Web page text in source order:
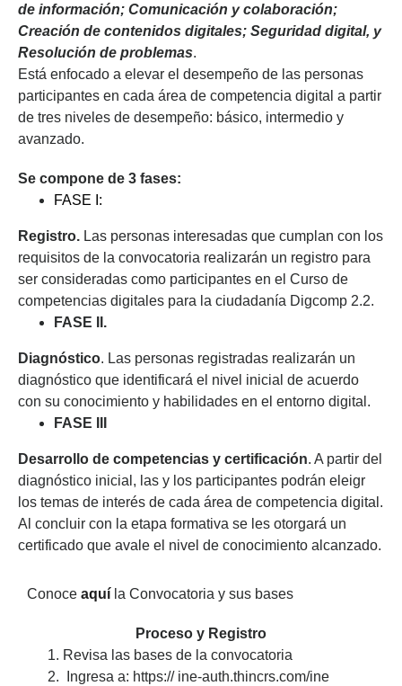
de información; Comunicación y colaboración;
Creación de contenidos digitales; Seguridad digital, y
Resolución de problemas.
Está enfocado a elevar el desempeño de las personas
participantes en cada área de competencia digital a partir
de tres niveles de desempeño: básico, intermedio y
avanzado.
Se compone de 3 fases:
FASE I:
Registro. Las personas interesadas que cumplan con los
requisitos de la convocatoria realizarán un registro para
ser consideradas como participantes en el Curso de
competencias digitales para la ciudadanía Digcomp 2.2.
FASE II.
Diagnóstico. Las personas registradas realizarán un
diagnóstico que identificará el nivel inicial de acuerdo
con su conocimiento y habilidades en el entorno digital.
FASE III
Desarrollo de competencias y certificación. A partir del
diagnóstico inicial, las y los participantes podrán eleigr
los temas de interés de cada área de competencia digital.
Al concluir con la etapa formativa se les otorgará un
certificado que avale el nivel de conocimiento alcanzado.
Conoce aquí la Convocatoria y sus bases
Proceso y Registro
Revisa las bases de la convocatoria
Ingresa a: https:// ine-auth.thincrs.com/ine